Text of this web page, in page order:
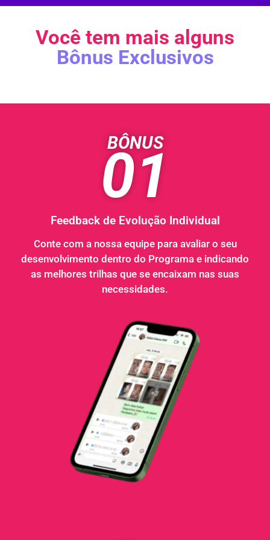
Você tem mais alguns
Bônus Exclusivos
BÔNUS
01
Feedback de Evolução Individual
Conte com a nossa equipe para avaliar o seu
desenvolvimento dentro do Programa e indicando
as melhores trilhas que se encaixam nas suas
necessidades.